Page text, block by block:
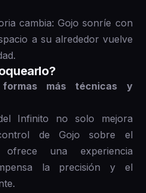
cambia: Gojo sonríe con
a su alrededor vuelve
más técnicas y
Infinito no solo mejora
de Gojo sobre el
una experiencia
la precisión y el